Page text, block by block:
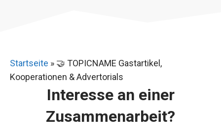
Startseite » 🤝 TOPICNAME Gastartikel,
Kooperationen & Advertorials
Interesse an einer
Zusammenarbeit?